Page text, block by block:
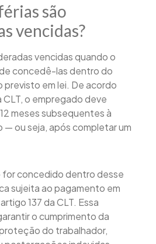
são
vencidas?
vencidas quando o
concedê-las dentro do
em lei. De acordo
CLT, o empregado deve
meses subsequentes à
— ou seja, após completar um
for concedido dentro desse
sujeita ao pagamento em
137 da CLT. Essa
o cumprimento da
do trabalhador,